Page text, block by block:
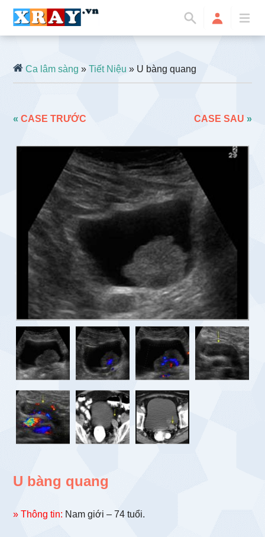
Ca lâm sàng »Tiết Niệu » U bàng quang
«CASE TRƯỚC CASE SAU »
U bàng quang
» Thông tin: Nam giới – 74 tuổi.